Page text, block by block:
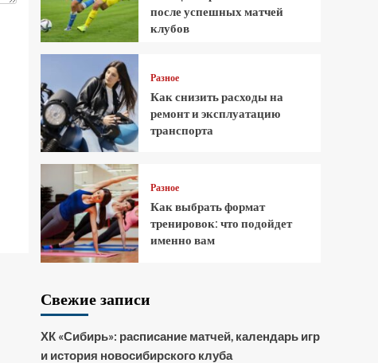
после успешных матчей
клубов
Разное
Как снизить расходы на
ремонт и эксплуатацию
транспорта
Разное
Как выбрать формат
тренировок: что подойдет
именно вам
Свежие записи
ХК «Сибирь»: расписание матчей, календарь игр
и история новосибирского клуба